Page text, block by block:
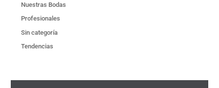
Nuestras Bodas
Profesionales
Sin categoría
Tendencias